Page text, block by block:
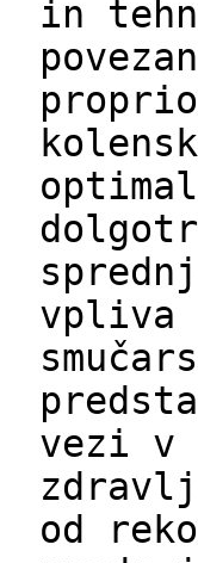
in
vpliva
vezi v
od